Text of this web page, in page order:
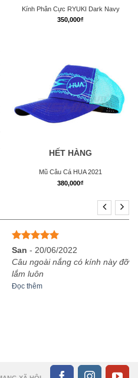
Kính Phân Cực RYUKI Dark Navy
350,000₫
HẾT HÀNG
Mũ Câu Cá HUA 2021
380,000₫
Được xếp
hạng
5
sao
San - 20/06/2022
Câu ngoài nắng có kính này đỡ
lắm luôn
Đọc thêm